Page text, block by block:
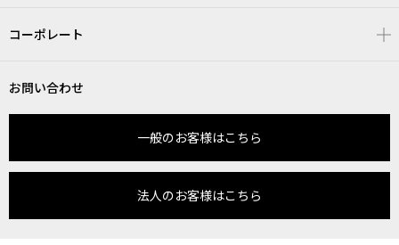
コーポレート
お問い合わせ
一般のお客様はこちら
法人のお客様はこちら